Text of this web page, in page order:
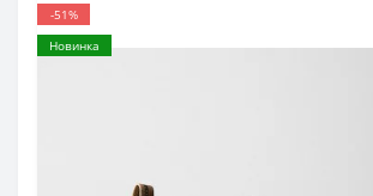
-51%
Новинка